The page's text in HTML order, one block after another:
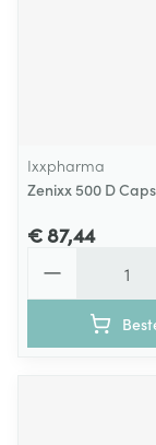
Ixxpharma
Zenixx 500 D
€ 87,44